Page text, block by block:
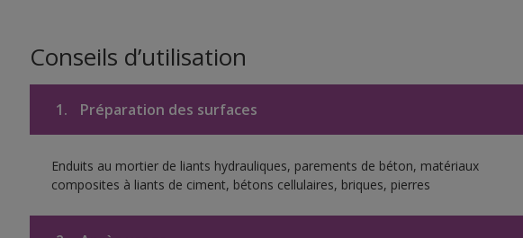
Conseils d’utilisation
1. Préparation des surfaces
Enduits au mortier de liants hydrauliques, parements de béton, matériaux
composites à liants de ciment, bétons cellulaires, briques, pierres